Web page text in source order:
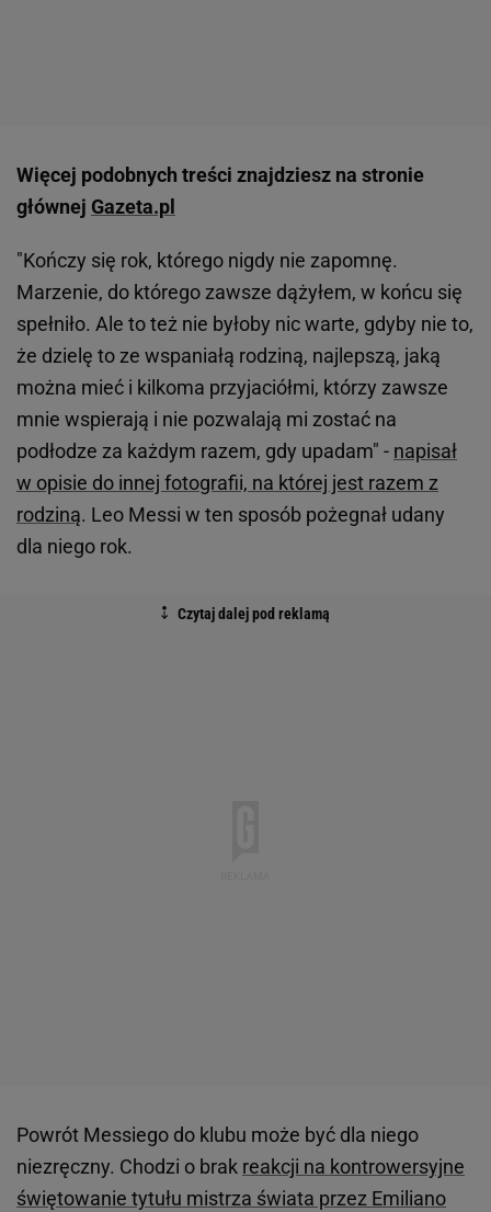
Więcej podobnych treści znajdziesz na stronie
głównej Gazeta.pl
"Kończy się rok, którego nigdy nie zapomnę.
Marzenie, do którego zawsze dążyłem, w końcu się
spełniło. Ale to też nie byłoby nic warte, gdyby nie to,
że dzielę to ze wspaniałą rodziną, najlepszą, jaką
można mieć i kilkoma przyjaciółmi, którzy zawsze
mnie wspierają i nie pozwalają mi zostać na
podłodze za każdym razem, gdy upadam" - napisał
w opisie do innej fotografii, na której jest razem z
rodziną. Leo Messi w ten sposób pożegnał udany
dla niego rok.
Powrót Messiego do klubu może być dla niego
niezręczny. Chodzi o brak reakcji na kontrowersyjne
świętowanie tytułu mistrza świata przez Emiliano